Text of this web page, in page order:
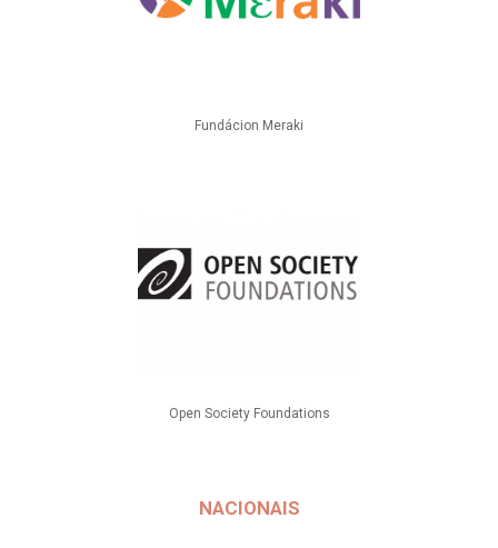
Fundácion Meraki
Open Society Foundations
NACIONAIS